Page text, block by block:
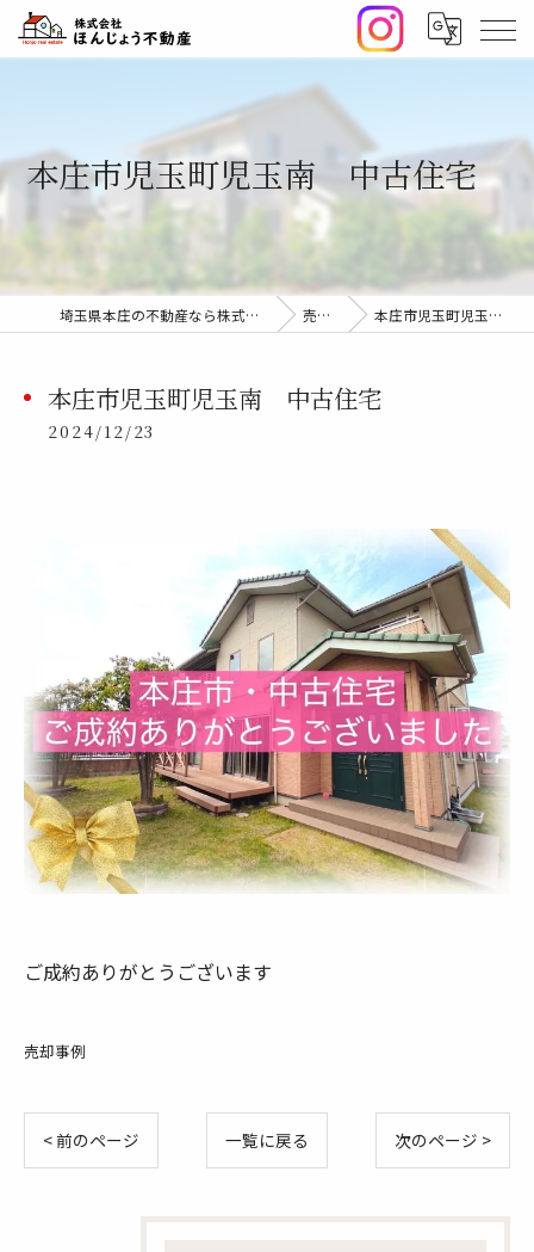
本庄市児玉町児玉南 中古住宅
埼玉県本庄の不動産なら株式会社ほんじょう不動産 売却事例 本庄市児玉町児玉南 中古住宅
本庄市児玉町児玉南 中古住宅
2024/12/23
ご成約ありがとうございます
売却事例
< 前のページ 一覧に戻る 次のページ >